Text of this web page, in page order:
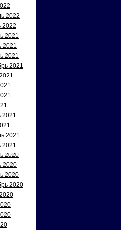
2022
2022
2021
2021
2021
2021
2021
2021
2021
2020
2020
2020
2020